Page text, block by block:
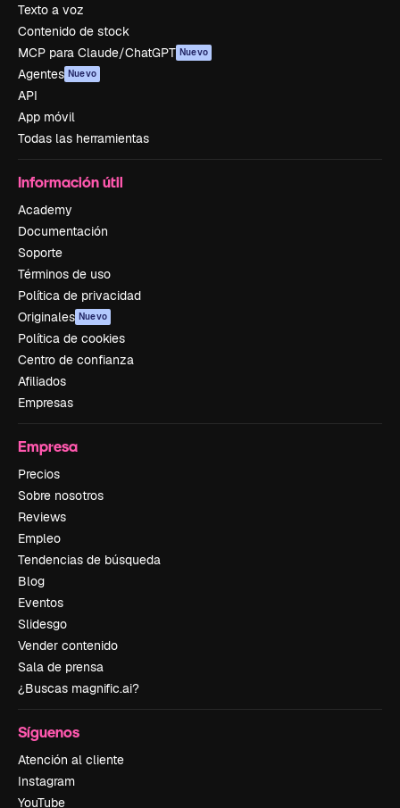
Texto a voz
Contenido de stock
MCP para Claude/ChatGPT Nuevo
Agentes Nuevo
API
App móvil
Todas las herramientas
Información útil
Academy
Documentación
Soporte
Términos de uso
Política de privacidad
Originales Nuevo
Política de cookies
Centro de confianza
Afiliados
Empresas
Empresa
Precios
Sobre nosotros
Reviews
Empleo
Tendencias de búsqueda
Blog
Eventos
Slidesgo
Vender contenido
Sala de prensa
¿Buscas magnific.ai?
Síguenos
Atención al cliente
Instagram
YouTube